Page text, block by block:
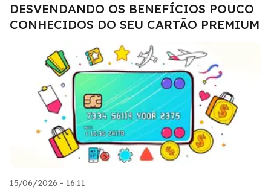
DESVENDANDO OS BENEFÍCIOS POUCO
CONHECIDOS DO SEU CARTÃO PREMIUM
15/06/2026 - 16:11